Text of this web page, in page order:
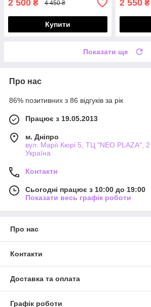
2 500 ₴ 4 450 ₴
Купити
2 550 ₴
Показати ще
Про нас
86% позитивних з 86 відгуків за рік
Працює з 19.05.2013
м. Дніпро
вул. Марії Кюрі 5, ТЦ "NEO PLAZA", 2
Україна
Контакти
Сьогодні працює з 10:00 до 19:00
Показати весь графік роботи
Про нас
Контакти
Доставка та оплата
Графік роботи